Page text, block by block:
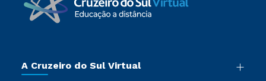
A Cruzeiro do Sul Virtual